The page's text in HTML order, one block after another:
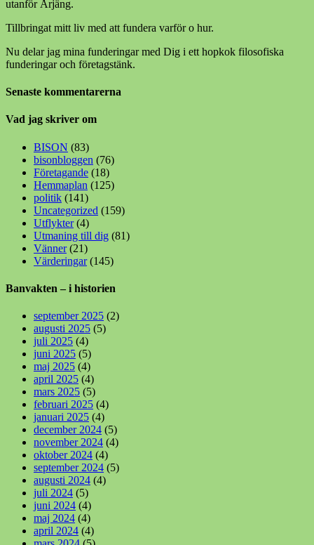
utanför Årjäng.
Tillbringat mitt liv med att fundera varför o hur.
Nu delar jag mina funderingar med Dig i ett hopkok filosofiska
funderingar och företagstänk.
Senaste kommentarerna
Vad jag skriver om
BISON (83)
bisonbloggen (76)
Företagande (18)
Hemmaplan (125)
politik (141)
Uncategorized (159)
Utflykter(4)
Utmaning till dig (81)
Vänner(21)
Värderingar(145)
Banvakten – i historien
september 2025 (2)
augusti 2025 (5)
juli 2025 (4)
juni 2025 (5)
maj 2025 (4)
april 2025 (4)
mars 2025 (5)
februari 2025 (4)
januari 2025 (4)
december 2024 (5)
november 2024 (4)
oktober 2024 (4)
september 2024 (5)
augusti 2024 (4)
juli 2024 (5)
juni 2024 (4)
maj 2024 (4)
april 2024 (4)